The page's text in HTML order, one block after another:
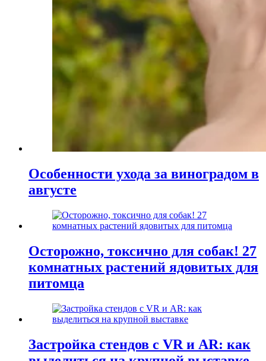
Особенности ухода за виноградом в
августе
Осторожно, токсично для собак! 27
комнатных растений ядовитых для
питомца
Застройка стендов с VR и AR: как